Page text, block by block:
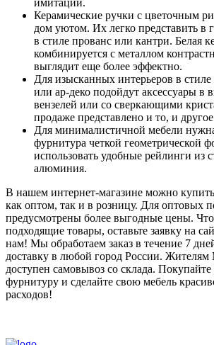
Керамические ручки с цветочным
дом уютом. Их легко представить в
в стиле прованс или кантри. Белая
комбинируется с металлом
выглядит еще более эффектно.
Для изысканных интерьеров в стиле
или ар-деко подойдут аксессуары в
вензелей или со сверкающими
продаже представлено и то, и
Для минималистичной мебели
фурнитура четкой геометрической
использовать удобные рейлинги из
алюминия.
В нашем интернет-магазине можно
как оптом, так и в розницу. Для оптовых
предусмотрены более выгодные цены.
подходящие товары, оставьте заявку на
нам! Мы обработаем заказ в течение 7
доставку в любой город России.
доступен самовывоз со склада.
фурнитуру и сделайте свою мебель
расходов!